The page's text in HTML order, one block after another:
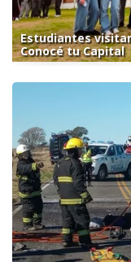
Estudiantes
Conocé tu Capital